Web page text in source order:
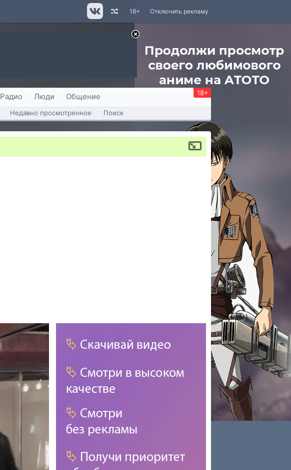
Отключить рекламу
18+
Радио Люди Общение 18+
Недавно просмотренное Поиск